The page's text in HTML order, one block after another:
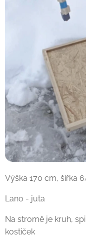
Výška 170 cm, šířka
Lano - juta
Na stromě je kruh,
kostiček